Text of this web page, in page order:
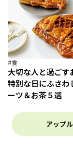
キを焼いて4（2）
#食
大切な人と過ごす
特別な日にふさわ
ーツ＆お茶５選
アップ